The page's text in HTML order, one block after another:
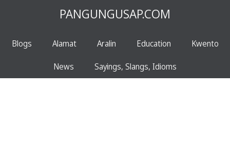
PANGUNGUSAP.COM
Blogs Alamat Aralin Education Kwento
News Sayings, Slangs, Idioms